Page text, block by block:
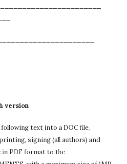
version
text into a DOC file,
signing (all authors) and
PDF format to the